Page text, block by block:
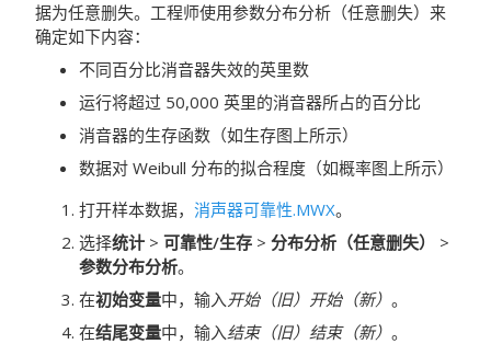
据为任意删失。工程师使用参数分布分析（任意删失）来
确定如下内容：
不同百分比消音器失效的英里数
运行将超过 50,000 英里的消音器所占的百分比
消音器的生存函数（如生存图上所示）
数据对 Weibull 分布的拟合程度（如概率图上所示）
打开样本数据， 消声器可靠性.MWX。
选择统计 > 可靠性/生存 > 分布分析（任意删失）
>
参数分布分析。
在初始变量中，输入开始（旧） 开始（新） 。
在结尾变量中，输入结束（旧） 结束（新） 。